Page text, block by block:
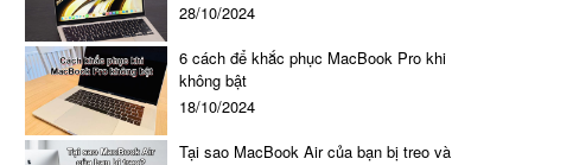
28/10/2024
6 cách để khắc phục MacBook Pro khi
không bật
18/10/2024
Tại sao MacBook Air của bạn bị treo và